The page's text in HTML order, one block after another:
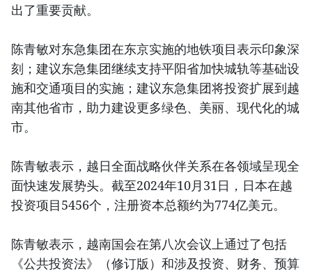
出了重要贡献。
陈青敏对东急集团在东京实施的地铁项目表示印象深
刻；建议东急集团继续支持平阳省加快城轨等基础设
施和交通项目的实施；建议东急集团将投资扩展到越
南其他省市，助力建设更多绿色、美丽、现代化的城
市。
陈青敏表示，越日全面战略伙伴关系在各领域呈现全
面快速发展势头。截至2024年10月31日，日本在越
投资项目5456个，注册资本总额约为774亿美元。
陈青敏表示，越南国会在第八次会议上通过了包括
《公共投资法》（修订版）和涉及投资、财务、预算